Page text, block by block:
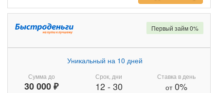
Сумма до
30 000 ₽
Уникальный на 10 дней
Срок, дни
12- 30
Ставка в день
от0%
Первый займ 0%